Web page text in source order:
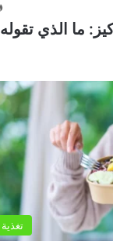
ما الذي تقوله
تغذية